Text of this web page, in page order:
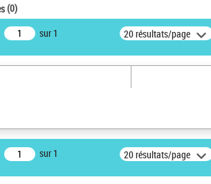
(0)
sur 1 20 résultats/page
sur 1 20 résultats/page